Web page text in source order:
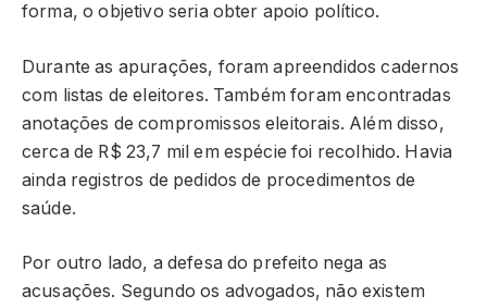
forma, o objetivo seria obter apoio político.
Durante as apurações, foram apreendidos cadernos
com listas de eleitores. Também foram encontradas
anotações de compromissos eleitorais. Além disso,
cerca de R$ 23,7 mil em espécie foi recolhido. Havia
ainda registros de pedidos de procedimentos de
saúde.
Por outro lado, a defesa do prefeito nega as
acusações. Segundo os advogados, não existem